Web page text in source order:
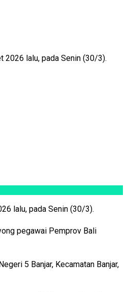
2026 lalu, pada Senin (30/3).
lalu, pada Senin (30/3).
pegawai Pemprov Bali
5 Banjar, Kecamatan Banjar,